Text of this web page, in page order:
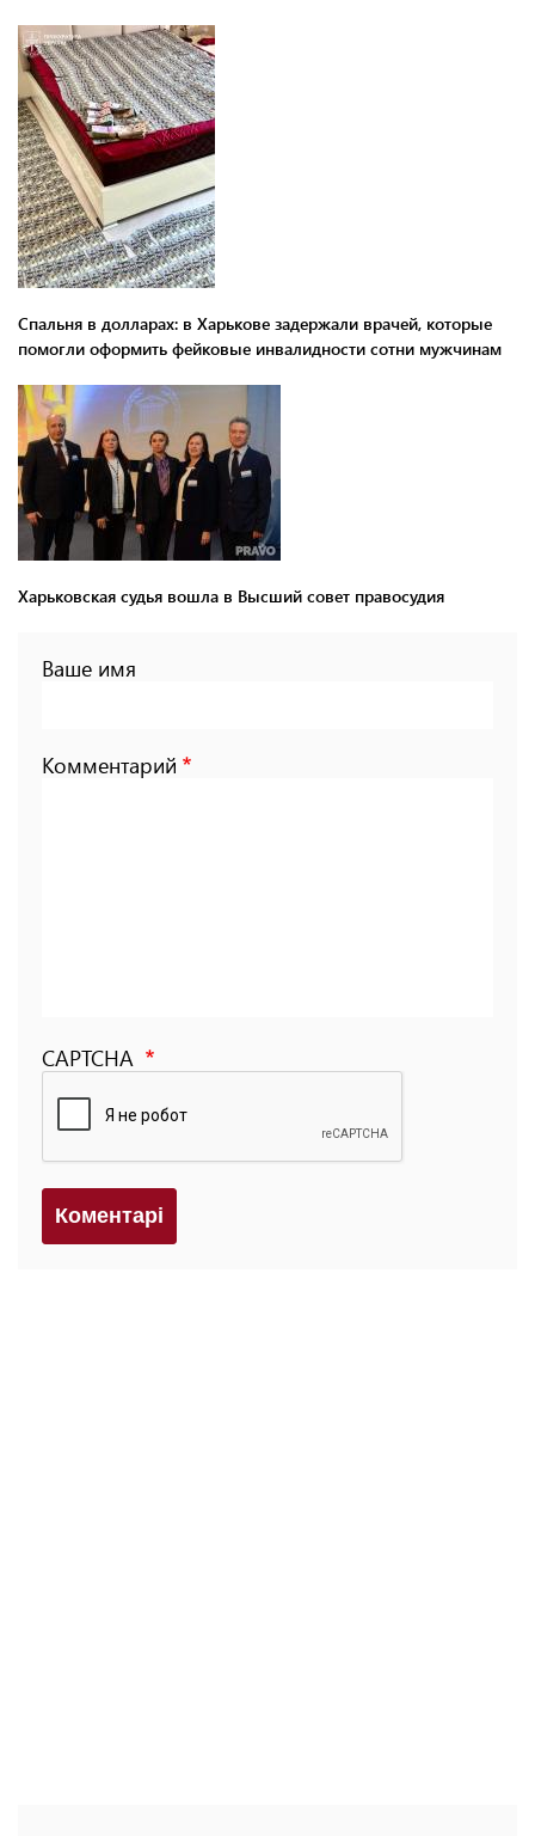
Спальня в долларах: в Харькове задержали врачей, которые
помогли оформить фейковые инвалидности сотни мужчинам
Харьковская судья вошла в Высший совет правосудия
Ваше имя
Комментарий
CAPTCHA
Коментарi